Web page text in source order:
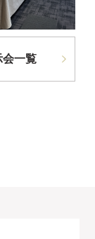
会一覧